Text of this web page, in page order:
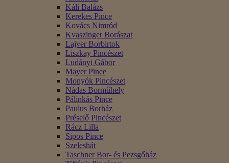
Káli Balázs
Kerekes Pince
Kovács Nimród
Kvaszinger Borászat
Lajver Borbirtok
Liszkay Pincészet
Ludányi Gábor
Mayer Pince
Monyók Pincészet
Nádas Borműhely
Pálinkás Pince
Paulus Borház
Préselő Pincészet
Rácz Lilla
Sipos Pince
Szeleshát
Taschner Bor- és Pezsgőház